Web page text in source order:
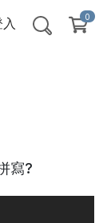
0
寫?